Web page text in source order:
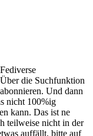
die Suchfunktion
Und dann
nicht 100%ig
kann. Das ist ne
teilweise nicht in der
auffällt, bitte auf